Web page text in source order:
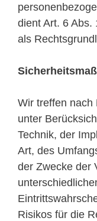
dient Art. 6 Abs.
als
Wir treffen nach
unter
Technik, der
Art, des
der Zwecke der
Risikos für die